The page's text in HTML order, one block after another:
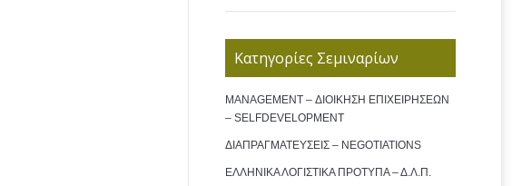
Κατηγορίες Σεμιναρίων
MANAGEMENT – ΔΙΟΙΚΗΣΗ ΕΠΙΧΕΙΡΗΣΕΩΝ
– SELFDEVELOPMENT
ΔΙΑΠΡΑΓΜΑΤΕΥΣΕΙΣ – NEGOTIATIONS
ΕΛΛΗΝΙΚΑ ΛΟΓΙΣΤΙΚΑ ΠΡΟΤΥΠΑ – Δ.Λ.Π.